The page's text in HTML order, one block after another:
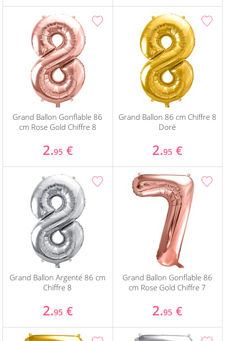
Grand Ballon Gonflable 86
cm Rose Gold Chiffre 8
2.95 €
Grand Ballon 86 cm Chiffre 8
Doré
2.95 €
Grand Ballon Argenté 86 cm
Chiffre 8
2.95 €
Grand Ballon Gonflable 86
cm Rose Gold Chiffre 7
2.95 €